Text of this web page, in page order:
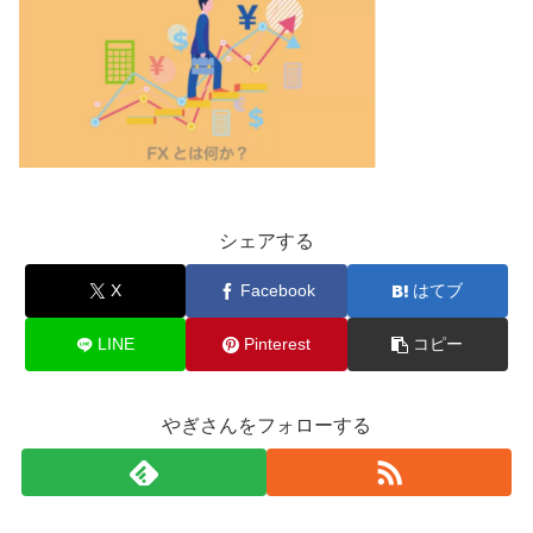
シェアする
X Facebook はてブ
LINE Pinterest コピー
やぎさんをフォローする